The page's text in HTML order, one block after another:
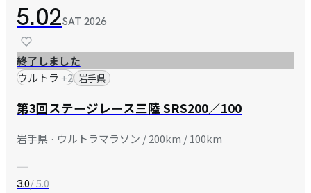
5.02SAT 2026
終了しました
ウルトラ +2 岩手県
第3回ステージレース三陸 SRS200／100
岩手県 · ウルトラマラソン / 200km / 100km
—
3.0/ 5.0